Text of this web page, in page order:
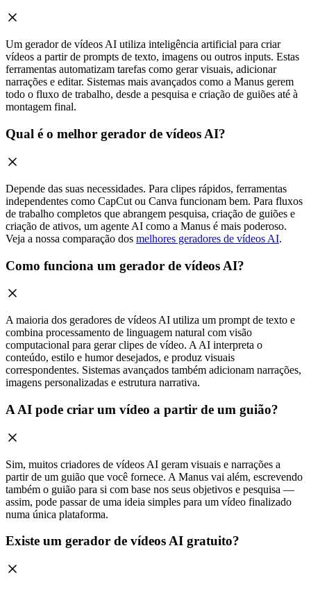
Um gerador de vídeos AI utiliza inteligência artificial para criar
vídeos a partir de prompts de texto, imagens ou outros inputs. Estas
ferramentas automatizam tarefas como gerar visuais, adicionar
narrações e editar. Sistemas mais avançados como a Manus gerem
todo o fluxo de trabalho, desde a pesquisa e criação de guiões até à
montagem final.
Qual é o melhor gerador de vídeos AI?
Depende das suas necessidades. Para clipes rápidos, ferramentas
independentes como CapCut ou Canva funcionam bem. Para fluxos
de trabalho completos que abrangem pesquisa, criação de guiões e
criação de ativos, um agente AI como a Manus é mais poderoso.
Veja a nossa comparação dos melhores geradores de vídeos AI.
Como funciona um gerador de vídeos AI?
A maioria dos geradores de vídeos AI utiliza um prompt de texto e
combina processamento de linguagem natural com visão
computacional para gerar clipes de vídeo. A AI interpreta o
conteúdo, estilo e humor desejados, e produz visuais
correspondentes. Sistemas avançados também adicionam narrações,
imagens personalizadas e estrutura narrativa.
A AI pode criar um vídeo a partir de um guião?
Sim, muitos criadores de vídeos AI geram visuais e narrações a
partir de um guião que você fornece. A Manus vai além, escrevendo
também o guião para si com base nos seus objetivos e pesquisa —
assim, pode passar de uma ideia simples para um vídeo finalizado
numa única plataforma.
Existe um gerador de vídeos AI gratuito?